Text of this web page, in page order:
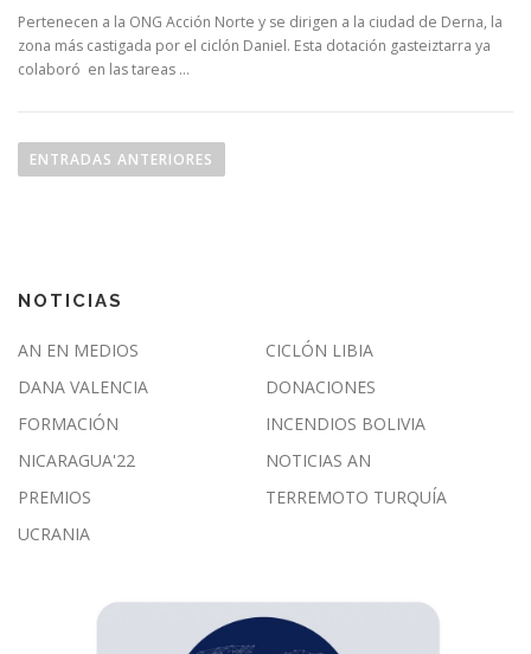
Pertenecen a la ONG Acción Norte y se dirigen a la ciudad de Derna, la
zona más castigada por el ciclón Daniel. Esta dotación gasteiztarra ya
colaboró en las tareas …
a
c
i
ó
d
e
e
n
ENTRADAS ANTERIORES
NOTICIAS
AN EN MEDIOS
CICLÓN LIBIA
DANA VALENCIA
DONACIONES
FORMACIÓN
INCENDIOS BOLIVIA
NICARAGUA'22
NOTICIAS AN
PREMIOS
TERREMOTO TURQUÍA
UCRANIA